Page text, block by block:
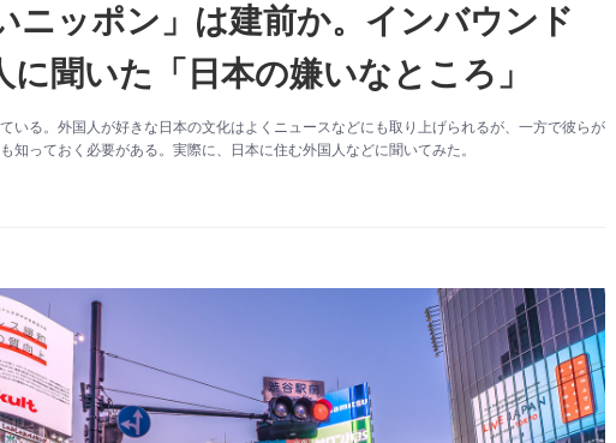
ニッポン」は建前か。インバウンド
聞いた「日本の嫌いなところ」
いる。外国人が好きな日本の文化はよくニュースなどにも取り上げられるが、一方で彼らが
知っておく必要がある。実際に、日本に住む外国人などに聞いてみた。